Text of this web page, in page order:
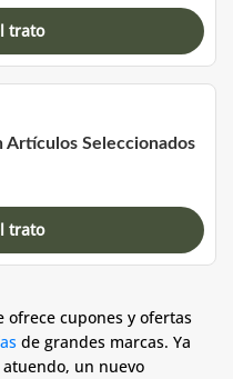
trato
Artículos Seleccionados
trato
ofrece cupones y ofertas
de grandes marcas. Ya
un nuevo